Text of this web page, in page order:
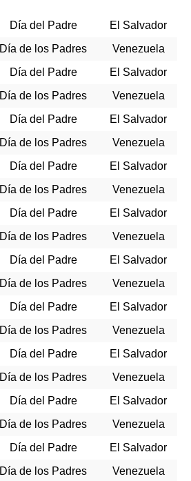
Día del Padre
El Salvador
Día de los Padres
Venezuela
Día del Padre
El Salvador
Día de los Padres
Venezuela
Día del Padre
El Salvador
Día de los Padres
Venezuela
Día del Padre
El Salvador
Día de los Padres
Venezuela
Día del Padre
El Salvador
Día de los Padres
Venezuela
Día del Padre
El Salvador
Día de los Padres
Venezuela
Día del Padre
El Salvador
Día de los Padres
Venezuela
Día del Padre
El Salvador
Día de los Padres
Venezuela
Día del Padre
El Salvador
Día de los Padres
Venezuela
Día del Padre
El Salvador
Día de los Padres
Venezuela